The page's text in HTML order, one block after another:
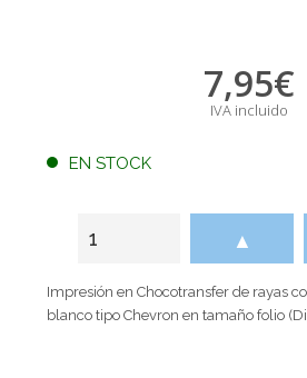
7,95€
IVA incluido
EN STOCK
▲
Impresión en Chocotransfer de rayas
blanco tipo Chevron en tamaño folio